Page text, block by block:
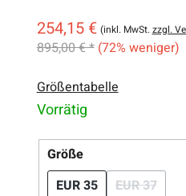
254,15 € (inkl. MwSt.zzgl.
895,00 € * (72% weniger)
Größentabelle
Vorrätig
Größeauswählen
EUR 35
EUR 37